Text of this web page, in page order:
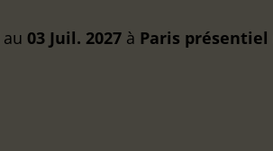
au 03 Juil. 2027 à Paris présentiel